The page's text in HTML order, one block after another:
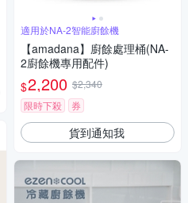
適用於NA-2智能廚餘機
【amadana】廚餘處理桶(NA-
2廚餘機專用配件)
$2,200 $2,340
限時下殺
券
貨到通知我